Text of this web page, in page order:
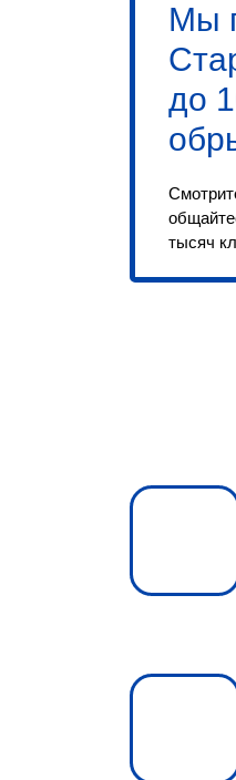
Мы
до
тысяч